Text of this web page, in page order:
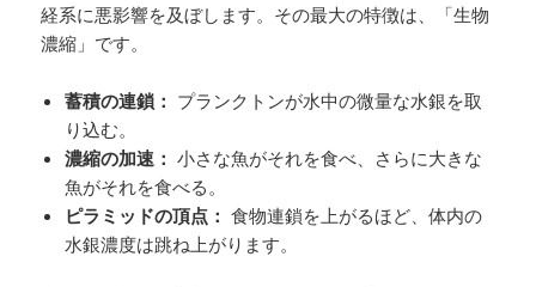
経系に悪影響を及ぼします。その最大の特徴は、「生物
濃縮」です。
蓄積の連鎖： プランクトンが水中の微量な水銀を取
り込む。
濃縮の加速： 小さな魚がそれを食べ、さらに大きな
魚がそれを食べる。
ピラミッドの頂点： 食物連鎖を上がるほど、体内の
水銀濃度は跳ね上がります。